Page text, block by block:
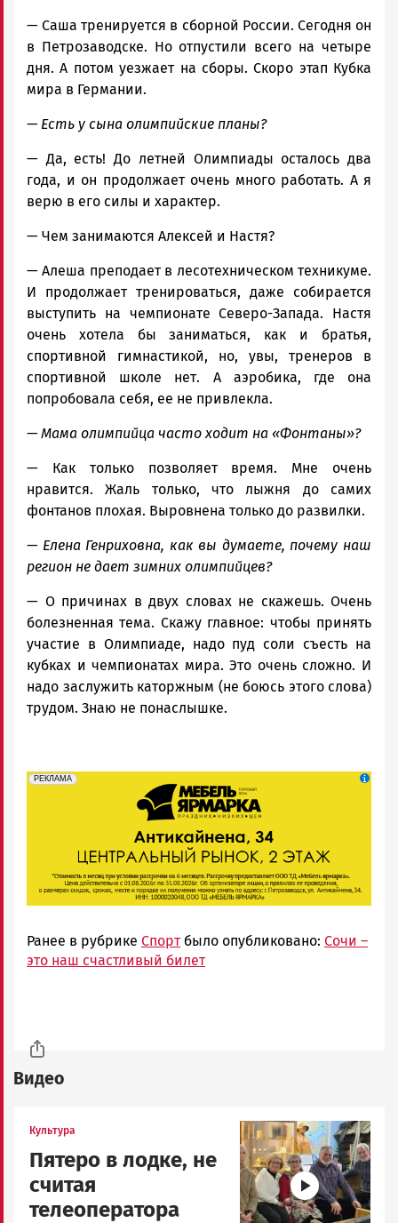
— Саша тренируется в сборной России. Сегодня он
в Петрозаводске. Но отпустили всего на четыре
дня. А потом уезжает на сборы. Скоро этап Кубка
мира в Германии.
— Есть у сына олимпийские планы?
— Да, есть! До летней Олимпиады осталось два
года, и он продолжает очень много работать. А я
верю в его силы и характер.
— Чем занимаются Алексей и Настя?
— Алеша преподает в лесотехническом техникуме.
И продолжает тренироваться, даже собирается
выступить на чемпионате Северо-Запада. Настя
очень хотела бы заниматься, как и братья,
спортивной гимнастикой, но, увы, тренеров в
спортивной школе нет. А аэробика, где она
попробовала себя, ее не привлекла.
— Мама олимпийца часто ходит на «Фонтаны»?
— Как только позволяет время. Мне очень
нравится. Жаль только, что лыжня до самих
фонтанов плохая. Выровнена только до развилки.
— Елена Генриховна, как вы думаете, почему наш
регион не дает зимних олимпийцев?
— О причинах в двух словах не скажешь. Очень
болезненная тема. Скажу главное: чтобы принять
участие в Олимпиаде, надо пуд соли съесть на
кубках и чемпионатах мира. Это очень сложно. И
надо заслужить каторжным (не боюсь этого слова)
трудом. Знаю не понаслышке.
erid: 2SDnjeFymr3
РЕКЛАМА
Реклама
Ранее в рубрике Спортбыло опубликовано: Сочи –
это наш счастливый билет
Видео
Культура
Пятеро в лодке, не
считая
телеоператора
Image